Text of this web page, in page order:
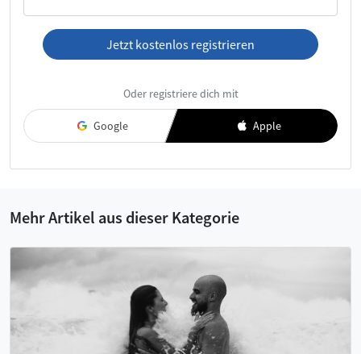
Jetzt kostenlos registrieren
Oder registriere dich mit
Google Apple
Mehr Artikel aus dieser Kategorie